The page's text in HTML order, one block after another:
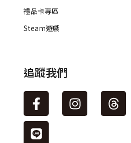
禮品卡專區
Steam遊戲
追蹤我們